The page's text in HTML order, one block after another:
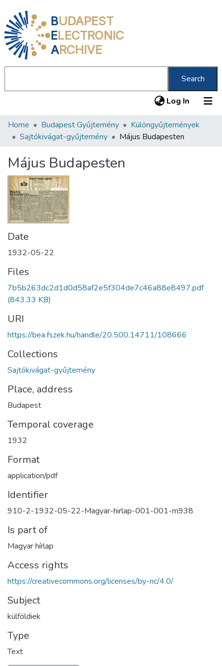
BUDAPEST
ELECTRONIC
ARCHIVE
Search
Log In (current)
Communities & Collections
Statistics
About us
Home Budapest Gyűjtemény
Különgyűjtemények
Sajtókivágat-gyűjtemény
Május Budapesten
Május Budapesten
Date
1932-05-22
Files
7b5b263dc2d1d0d58af2e5f304de7c46a88e8497.pdf
(843.33 KB)
URI
https://bea.fszek.hu/handle/20.500.14711/108666
Collections
Sajtókivágat-gyűjtemény
Place, address
Budapest
Temporal coverage
1932
Format
application/pdf
Identifier
910-2-1932-05-22-Magyar-hirlap-001-001-m938
Is part of
Magyar hírlap
Access rights
https://creativecommons.org/licenses/by-nc/4.0/
Subject
külföldiek
Type
Text